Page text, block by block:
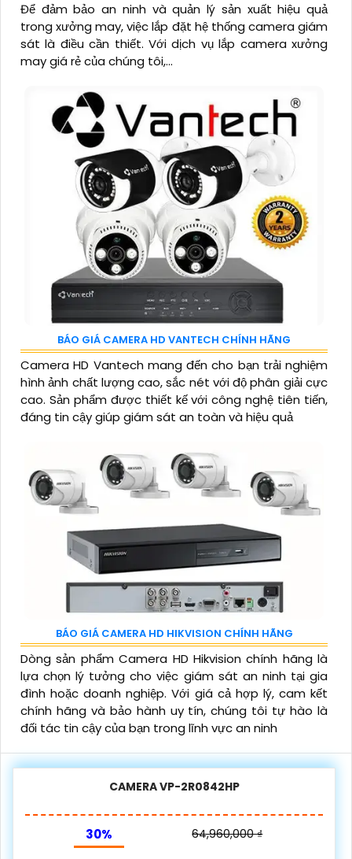
Để đảm bảo an ninh và quản lý sản xuất hiệu quả
trong xưởng may, việc lắp đặt hệ thống camera giám
sát là điều cần thiết. Với dịch vụ lắp camera xưởng
may giá rẻ của chúng tôi,...
BÁO GIÁ CAMERA HD VANTECH CHÍNH HÃNG
Camera HD Vantech mang đến cho bạn trải nghiệm
hình ảnh chất lượng cao, sắc nét với độ phân giải cực
cao. Sản phẩm được thiết kế với công nghệ tiên tiến,
đáng tin cậy giúp giám sát an toàn và hiệu quả
BÁO GIÁ CAMERA HD HIKVISION CHÍNH HÃNG
Dòng sản phẩm Camera HD Hikvision chính hãng là
lựa chọn lý tưởng cho việc giám sát an ninh tại gia
đình hoặc doanh nghiệp. Với giá cả hợp lý, cam kết
chính hãng và bảo hành uy tín, chúng tôi tự hào là
đối tác tin cậy của bạn trong lĩnh vực an ninh
CAMERA VP-2R0842HP
30% 64,960,000 ₫